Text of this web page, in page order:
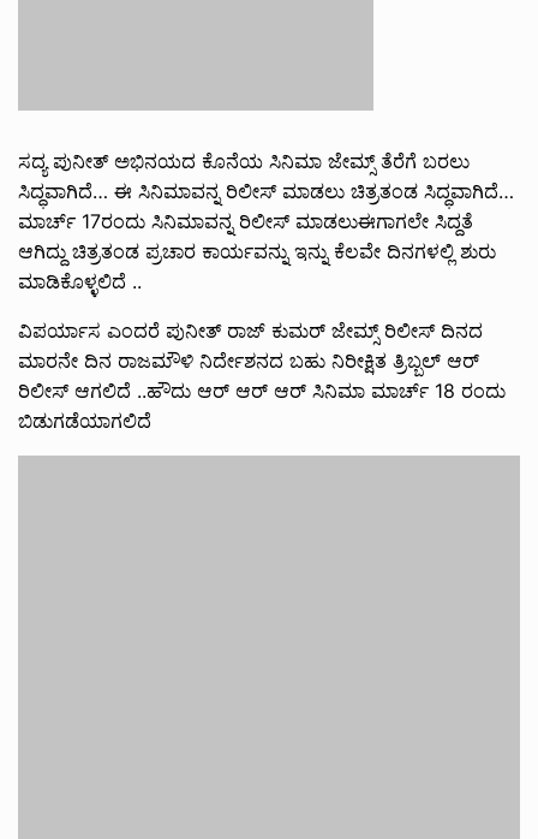
ಸದ್ಯ ಪುನೀತ್ ಅಭಿನಯದ ಕೊನೆಯ ಸಿನಿಮಾ ಜೇಮ್ಸ್ ತೆರೆಗೆ ಬರಲು
ಸಿದ್ಧವಾಗಿದೆ… ಈ ಸಿನಿಮಾವನ್ನ ರಿಲೀಸ್ ಮಾಡಲು ಚಿತ್ರತಂಡ ಸಿದ್ಧವಾಗಿದೆ…
ಮಾರ್ಚ್ 17ರಂದು ಸಿನಿಮಾವನ್ನ ರಿಲೀಸ್ ಮಾಡಲುಈಗಾಗಲೇ ಸಿದ್ದತೆ
ಆಗಿದ್ದು ಚಿತ್ರತಂಡ ಪ್ರಚಾರ ಕಾರ್ಯವನ್ನು ಇನ್ನು ಕೆಲವೇ ದಿನಗಳಲ್ಲಿ ಶುರು
ಮಾಡಿಕೊಳ್ಳಲಿದೆ ..
ವಿಪರ್ಯಾಸ ಎಂದರೆ ಪುನೀತ್ ರಾಜ್ ಕುಮರ್ ಜೇಮ್ಸ್ ರಿಲೀಸ್ ದಿನದ
ಮಾರನೇ ದಿನ‌‌ ರಾಜಮೌಳಿ ನಿರ್ದೇಶನದ ಬಹು ನಿರೀಕ್ಷಿತ ತ್ರಿಬ್ಬಲ್ ಆರ್
ರಿಲೀಸ್ ಆಗಲಿದೆ ..ಹೌದು ಆರ್ ಆರ್ ಆರ್ ಸಿನಿಮಾ ಮಾರ್ಚ್ 18 ರಂದು
ಬಿಡುಗಡೆಯಾಗಲಿದೆ